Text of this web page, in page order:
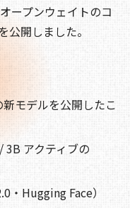
a
d
di
p
y
n
k
ープンウェイトのコ
公開しました。
モデルを公開したこ
3B アクティブの
・Hugging Face）